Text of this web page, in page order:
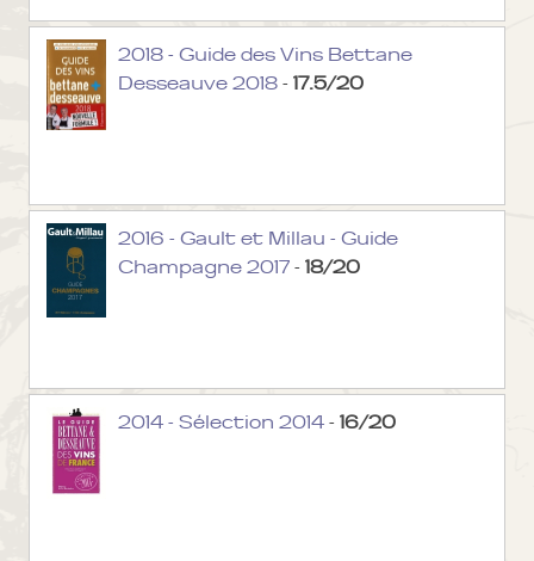
2018 - Guide des Vins Bettane
Desseauve 2018 -17.5/20
2016 - Gault et Millau - Guide
Champagne 2017 -18/20
2014 - Sélection 2014 -16/20